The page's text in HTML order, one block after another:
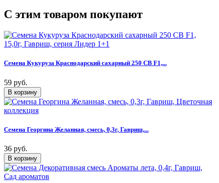
C этим товаром покупают
Семена Кукуруза Краснодарский сахарный 250 CВ F1,...
59 руб.
Семена Георгина Желанная, смесь, 0,3г, Гавриш,...
36 руб.